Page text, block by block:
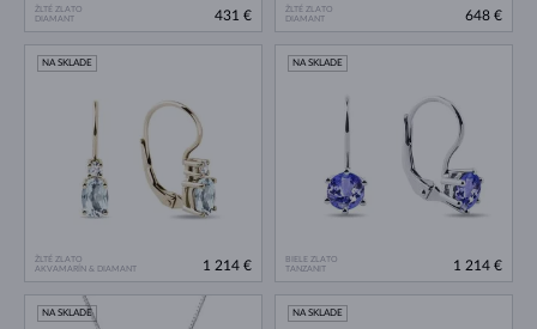
ŽLTÉ ZLATO
DIAMANT
431 €
ŽLTÉ ZLATO
DIAMANT
648 €
ŽLTÉ ZLATO
AKVAMARÍN & DIAMANT
NA SKLADE
1 214 €
BIELE ZLATO
TANZANIT
NA SKLADE
1 214 €
NA SKLADE NA SKLADE